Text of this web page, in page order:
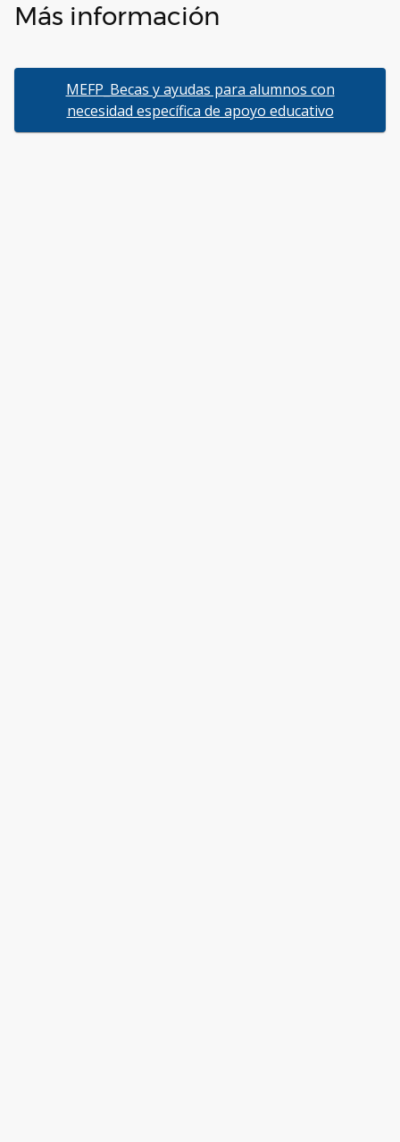
Más información
MEFP_Becas y ayudas para alumnos con
necesidad específica de apoyo educativo